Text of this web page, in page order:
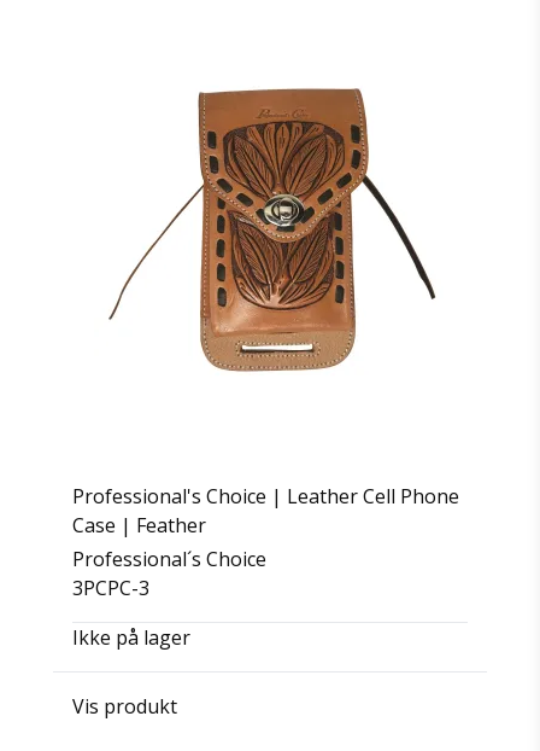
Professional's Choice | Leather Cell Phone
Case | Feather
Professional´s Choice
3PCPC-3
Ikke på lager
Vis produkt